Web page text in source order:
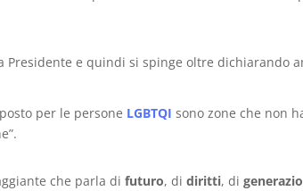
Presidente e quindi si spinge oltre dichiarando
per le persone LGBTQI sono zone che non
che parla difuturo, didiritti, di